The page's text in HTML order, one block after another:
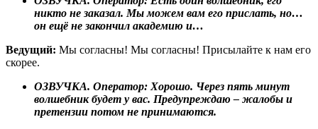
никто не заказал. Мы можем вам его прислать, но…
он ещё не закончил академию и…
Ведущий: Мы согласны! Мы согласны! Присылайте к нам его
скорее.
ОЗВУЧКА. Оператор: Хорошо. Через пять минут
волшебник будет у вас. Предупреждаю – жалобы и
претензии потом не принимаются.